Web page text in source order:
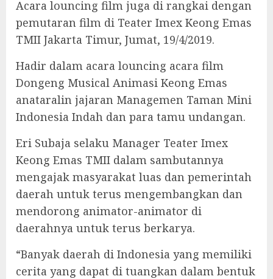
Acara louncing film juga di rangkai dengan
pemutaran film di Teater Imex Keong Emas
TMII Jakarta Timur, Jumat, 19/4/2019.
Hadir dalam acara louncing acara film
Dongeng Musical Animasi Keong Emas
anataralin jajaran Managemen Taman Mini
Indonesia Indah dan para tamu undangan.
Eri Subaja selaku Manager Teater Imex
Keong Emas TMII dalam sambutannya
mengajak masyarakat luas dan pemerintah
daerah untuk terus mengembangkan dan
mendorong animator-animator di
daerahnya untuk terus berkarya.
“Banyak daerah di Indonesia yang memiliki
cerita yang dapat di tuangkan dalam bentuk